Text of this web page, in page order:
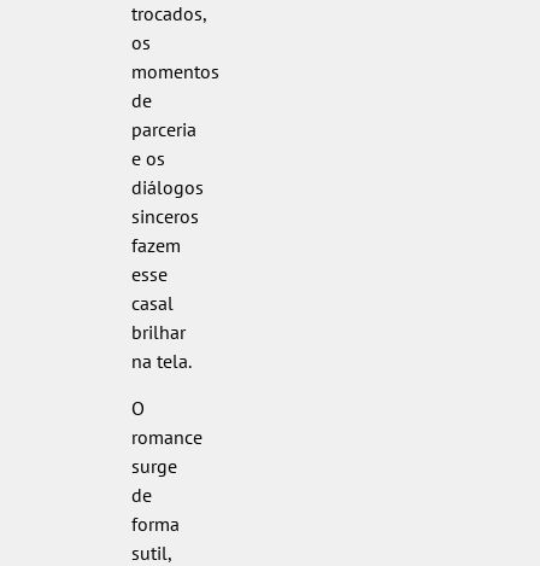
trocados,
os
momentos
de
parceria
e os
diálogos
sinceros
fazem
esse
casal
brilhar
na tela.
O
romance
surge
de
forma
sutil,